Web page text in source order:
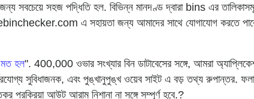
সবচেয়ে সহজ পদ্ধিতি হল. বিভিন্ন মানদণ্ড দ্বারা bins এর
এ সহায়তা জন্য আমাদের সাথে যোগাযোগ করতে
মত হল". 400,000 ওভার সংখ্যার বিন ডাটাবেসের সঙ্গে, আমরা
সুবিধাজনক, এবং পুঙ্খানুপুঙ্খ ওয়েব সাইট এ বড় তথ্য রুপান্তর.
প্রক্রিয়া আউট আরাম নিশানা না সঙ্গে সম্পূর্ণ হবে.?